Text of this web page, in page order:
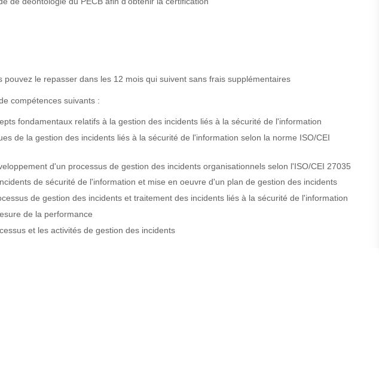
pouvez le repasser dans les 12 mois qui suivent sans frais supplémentaires
compétences suivants :
fondamentaux relatifs à la gestion des incidents liés à la sécurité de l'information
de la gestion des incidents liés à la sécurité de l'information selon la norme ISO/CEI
d'un processus de gestion des incidents organisationnels selon l'ISO/CEI 27035
de sécurité de l'information et mise en oeuvre d'un plan de gestion des incidents
de gestion des incidents et traitement des incidents liés à la sécurité de l'information
de la performance
et les activités de gestion des incidents